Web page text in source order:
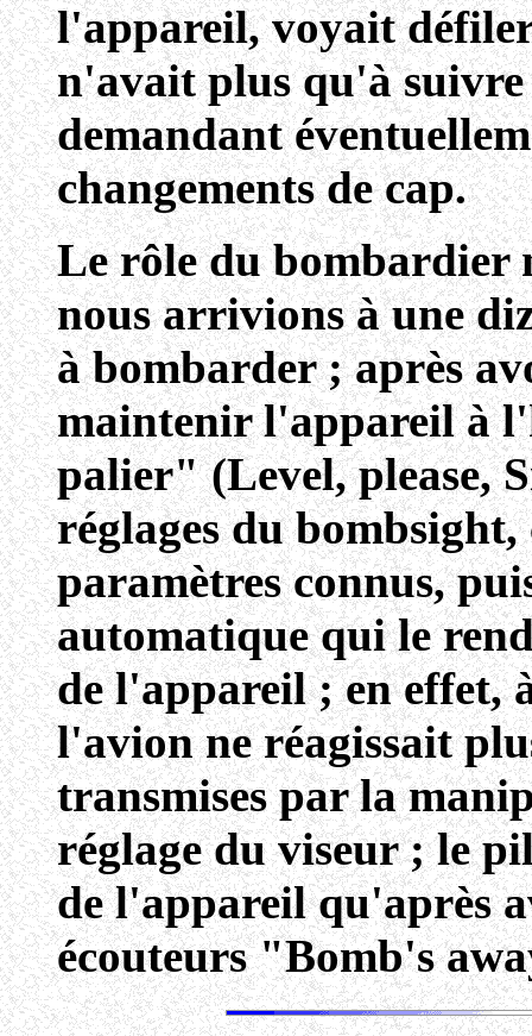
l'appareil, voyait
n'avait plus qu'à
demandant
changements de cap.
Le rôle du bombardier
nous arrivions à une
à bombarder ; après
maintenir l'appareil à
palier" (Level, please,
réglages du
paramètres connus,
automatique qui le
de l'appareil ; en effet,
l'avion ne réagissait
transmises par la
réglage du viseur ; le
de l'appareil qu'après
écouteurs "Bomb's